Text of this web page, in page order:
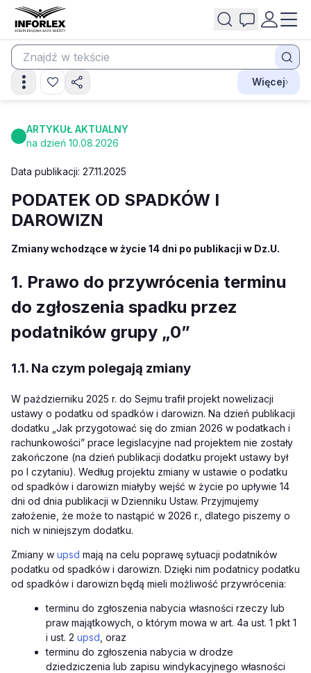
Więcej
ARTYKUŁ AKTUALNY
na dzień 10.08.2026
Data publikacji: 27.11.2025
PODATEK OD SPADKÓW I
DAROWIZN
Zmiany wchodzące w życie 14 dni po publikacji w Dz.U.
1. Prawo do przywrócenia terminu
do zgłoszenia spadku przez
podatników grupy „0”
1.1. Na czym polegają zmiany
W październiku 2025 r. do Sejmu trafił projekt nowelizacji
ustawy o podatku od spadków i darowizn. Na dzień publikacji
dodatku „Jak przygotować się do zmian 2026 w podatkach i
rachunkowości ” prace legislacyjne nad projektem nie zostały
zakończone (na dzień publikacji dodatku projekt ustawy był
po I czytaniu). Według projektu zmiany w ustawie o podatku
od spadków i darowizn miałyby wejść w życie po upływie 14
dni od dnia publikacji w Dzienniku Ustaw. Przyjmujemy
założenie, że może to nastąpić w 2026 r., dlatego piszemy o
nich w niniejszym dodatku.
Zmiany w upsd mają na celu poprawę sytuacji podatników
podatku od spadków i darowizn. Dzięki nim podatnicy podatku
od spadków i darowizn będą mieli możliwość przywrócenia:
terminu do zgłoszenia nabycia własności rzeczy lub
praw majątkowych, o którym mowa w art. 4a ust. 1 pkt 1
i ust. 2 upsd , oraz
terminu do zgłoszenia nabycia w drodze
dziedziczenia lub zapisu windykacyjnego własności